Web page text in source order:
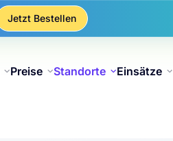
Jetzt Bestellen
Preise Standorte Einsätze